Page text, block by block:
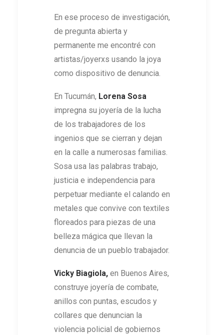
En ese proceso de investigación,
de pregunta abierta y
permanente me encontré con
artistas/joyerxs usando la joya
como dispositivo de denuncia.
En Tucumán, Lorena Sosa
impregna su joyería de la lucha
de los trabajadores de los
ingenios que se cierran y dejan
en la calle a numerosas familias.
Sosa usa las palabras trabajo,
justicia e independencia para
perpetuar mediante el calando en
metales que convive con textiles
floreados para piezas de una
belleza mágica que llevan la
denuncia de un pueblo trabajador.
Vicky Biagiola, en Buenos Aires,
construye joyería de combate,
anillos con puntas, escudos y
collares que denuncian la
violencia policial de gobiernos